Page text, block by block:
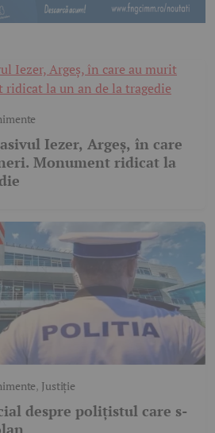
Iezer, Argeș, în care
Monument ridicat la
, Justiție
despre polițistul care s-